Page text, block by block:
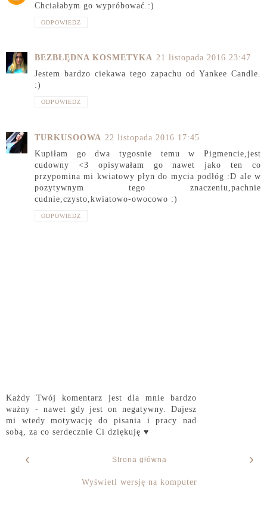
Chciałabym go wypróbować.:)
ODPOWIEDZ
BEZBŁĘDNA KOSMETYKA 21 listopada 2016 23:47
Jestem bardzo ciekawa tego zapachu od Yankee Candle.
:)
ODPOWIEDZ
TURKUSOOWA 22 listopada 2016 17:45
Kupiłam go dwa tygosnie temu w Pigmencie,jest
cudowny <3 opisywałam go nawet jako ten co
przypomina mi kwiatowy płyn do mycia podłóg :D ale w
pozytywnym tego znaczeniu,pachnie
cudnie,czysto,kwiatowo-owocowo :)
ODPOWIEDZ
Każdy Twój komentarz jest dla mnie bardzo
ważny - nawet gdy jest on negatywny. Dajesz
mi wtedy motywację do pisania i pracy nad
sobą, za co serdecznie Ci dziękuję ♥
‹ ›
Strona główna
Wyświetl wersję na komputer